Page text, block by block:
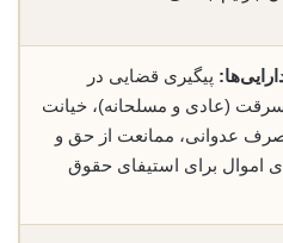
پیگیری قضایی در
(عادی و مسلحانه)، خیانت
عدوانی، ممانعت از حق و
اموال برای استیفای حقوق